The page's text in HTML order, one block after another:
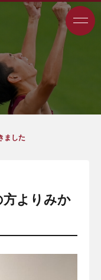
ました
方よりみか